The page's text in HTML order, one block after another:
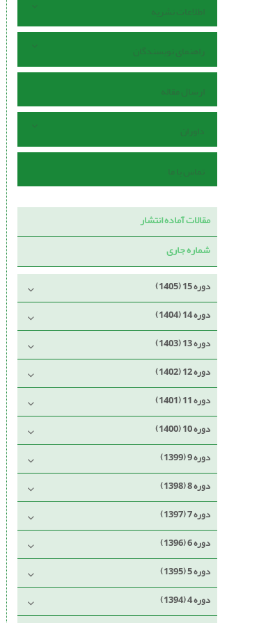
اطلاعات نشریه
راهنمای نویسندگان
ارسال مقاله
داوران
تماس با ما
مقالات آماده انتشار
شماره جاری
دوره 15 (1405)
دوره 14 (1404)
دوره 13 (1403)
دوره 12 (1402)
دوره 11 (1401)
دوره 10 (1400)
دوره 9 (1399)
دوره 8 (1398)
دوره 7 (1397)
دوره 6 (1396)
دوره 5 (1395)
دوره 4 (1394)